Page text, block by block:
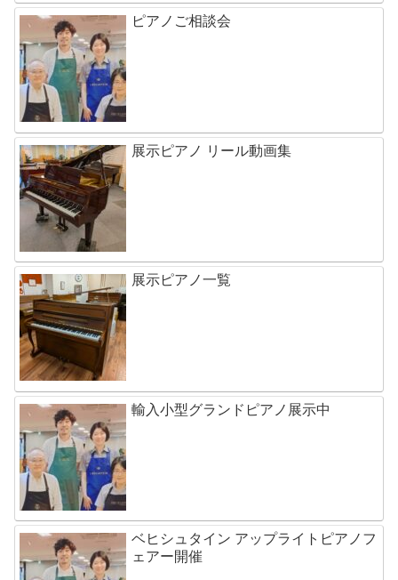
ピアノご相談会
展示ピアノ リール動画集
展示ピアノ一覧
輸入小型グランドピアノ展示中
ベヒシュタイン アップライトピアノフ
ェアー開催